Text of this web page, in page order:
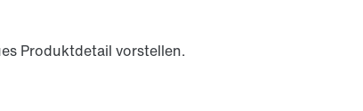
Produktdetail vorstellen.